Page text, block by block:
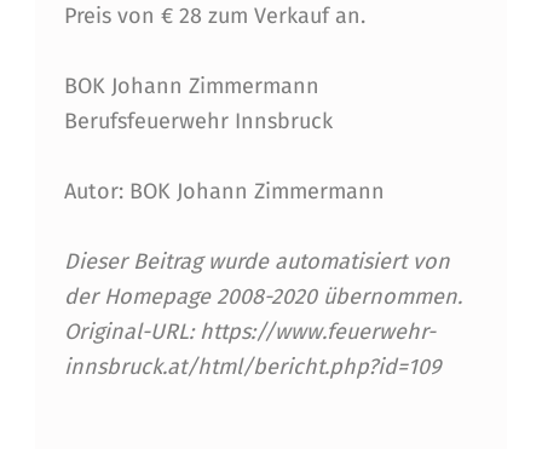
Preis von € 28 zum Verkauf an.
BOK Johann Zimmermann
Berufsfeuerwehr Innsbruck
Autor: BOK Johann Zimmermann
Dieser Beitrag wurde automatisiert von
der Homepage 2008-2020 übernommen.
Original-URL: https://www.feuerwehr-
innsbruck.at/html/bericht.php?id=109